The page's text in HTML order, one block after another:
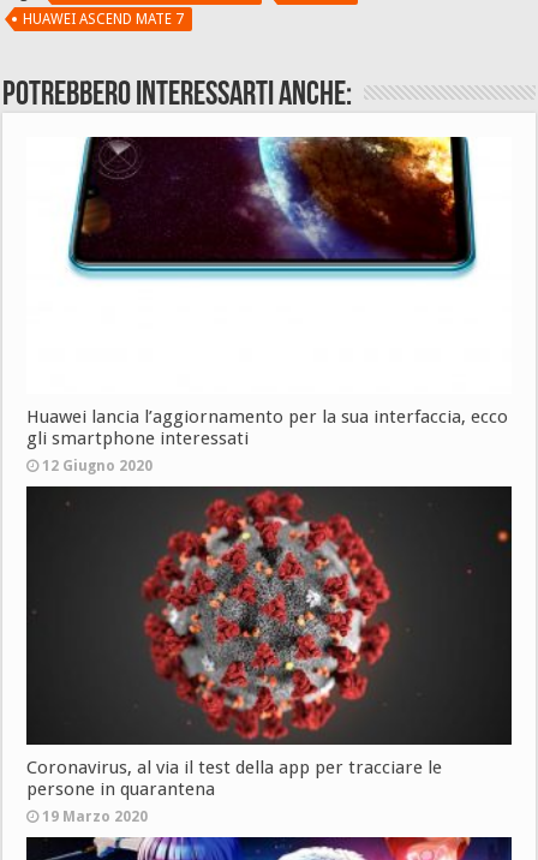
HUAWEI ASCEND MATE 7
Potrebbero interessarti anche:
Huawei lancia l’aggiornamento per la sua interfaccia, ecco
gli smartphone interessati
12 Giugno 2020
Coronavirus, al via il test della app per tracciare le
persone in quarantena
19 Marzo 2020